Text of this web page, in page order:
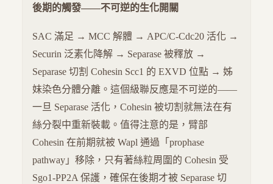
後期的觸發——不可逆的生化開關
SAC 滿足 → MCC 解體 → APC/C-Cdc20 活化 →
Securin 泛素化降解 → Separase 被釋放 →
Separase 切割 Cohesin Scc1 的 EXVD 位點 → 姊
妹染色分體分離。這個級聯反應是不可逆的——
一旦 Separase 活化，Cohesin 被切割就無法在有
絲分裂中重新裝載。值得注意的是，臂部
Cohesin 在前期就被 Wapl 通過「prophase
pathway」移除，只有著絲粒周圍的 Cohesin 受
Sgo1-PP2A 保護，確保在後期才被 Separase 切